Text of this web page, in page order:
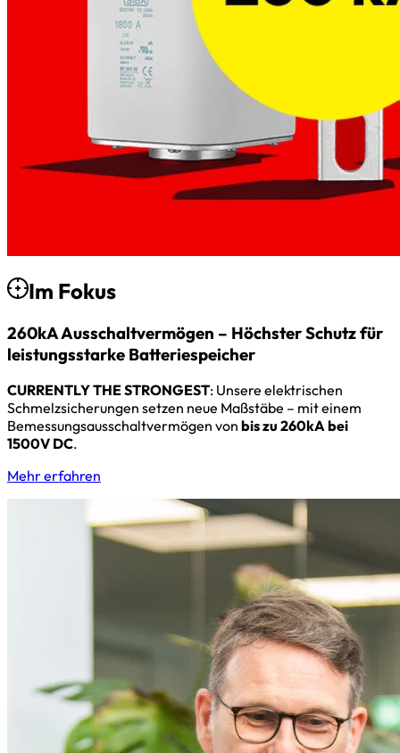
Im Fokus
260kA Ausschaltvermögen – Höchster Schutz für
leistungsstarke Batteriespeicher
CURRENTLY THE STRONGEST: Unsere elektrischen
Schmelzsicherungen setzen neue Maßstäbe – mit einem
Bemessungsausschaltvermögen von bis zu 260kA bei
1500V DC.
Mehr erfahren